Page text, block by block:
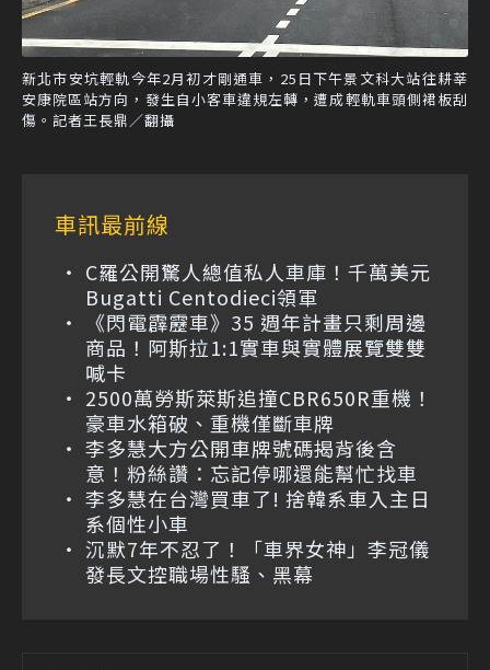
新北市安坑輕軌今年2月初才剛通車，25日下午景文科大站往耕莘
安康院區站方向，發生自小客車違規左轉，遭成輕軌車頭側裙板刮
傷。記者王長鼎／翻攝
車訊最前線
C羅公開驚人總值私人車庫！千萬美元
Bugatti Centodieci領軍
《閃電霹靂車》35 週年計畫只剩周邊
商品！阿斯拉1:1實車與實體展覽雙雙
喊卡
2500萬勞斯萊斯追撞CBR650R重機！
豪車水箱破、重機僅斷車牌
李多慧大方公開車牌號碼揭背後含
意！粉絲讚：忘記停哪還能幫忙找車
李多慧在台灣買車了! 捨韓系車入主日
系個性小車
沉默7年不忍了！「車界女神」李冠儀
發長文控職場性騷、黑幕